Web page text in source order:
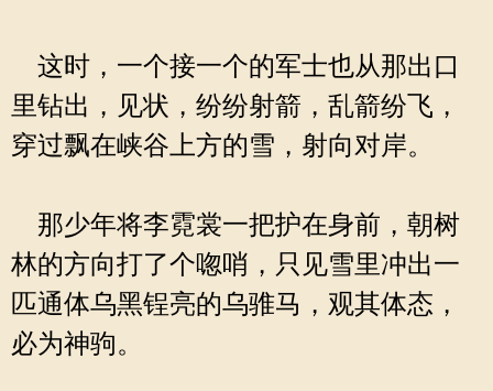
这时，一个接一个的军士也从那出口
里钻出，见状，纷纷射箭，乱箭纷飞，
穿过飘在峡谷上方的雪，射向对岸。
那少年将李霓裳一把护在身前，朝树
林的方向打了个唿哨，只见雪里冲出一
匹通体乌黑锃亮的乌骓马，观其体态，
必为神驹。